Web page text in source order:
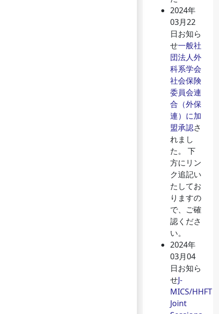
2024年
03月22
日お知ら
せ一般社
団法人外
科系学会
社会保険
委員会連
合（外保
連）に加
盟承認さ
れまし
た。 下
方にリン
ク追記い
たしてお
りますの
で、ご確
認くださ
い。
2024年
03月04
日お知ら
せJ-
MICS/HHFT
Joint